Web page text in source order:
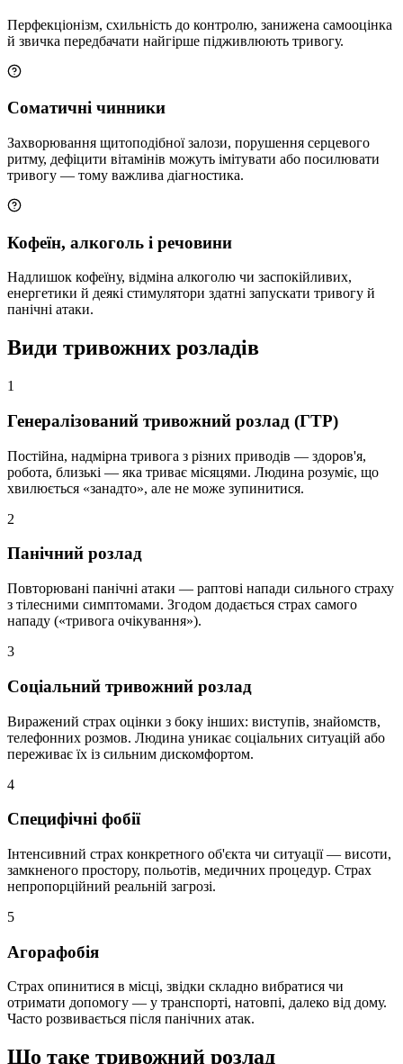
Перфекціонізм, схильність до контролю, занижена самооцінка
й звичка передбачати найгірше підживлюють тривогу.
Соматичні чинники
Захворювання щитоподібної залози, порушення серцевого
ритму, дефіцити вітамінів можуть імітувати або посилювати
тривогу — тому важлива діагностика.
Кофеїн, алкоголь і речовини
Надлишок кофеїну, відміна алкоголю чи заспокійливих,
енергетики й деякі стимулятори здатні запускати тривогу й
панічні атаки.
Види тривожних розладів
1
Генералізований тривожний розлад (ГТР)
Постійна, надмірна тривога з різних приводів — здоров'я,
робота, близькі — яка триває місяцями. Людина розуміє, що
хвилюється «занадто», але не може зупинитися.
2
Панічний розлад
Повторювані панічні атаки — раптові напади сильного страху
з тілесними симптомами. Згодом додається страх самого
нападу («тривога очікування»).
3
Соціальний тривожний розлад
Виражений страх оцінки з боку інших: виступів, знайомств,
телефонних розмов. Людина уникає соціальних ситуацій або
переживає їх із сильним дискомфортом.
4
Специфічні фобії
Інтенсивний страх конкретного об'єкта чи ситуації — висоти,
замкненого простору, польотів, медичних процедур. Страх
непропорційний реальній загрозі.
5
Агорафобія
Страх опинитися в місці, звідки складно вибратися чи
отримати допомогу — у транспорті, натовпі, далеко від дому.
Часто розвивається після панічних атак.
Що таке тривожний розлад